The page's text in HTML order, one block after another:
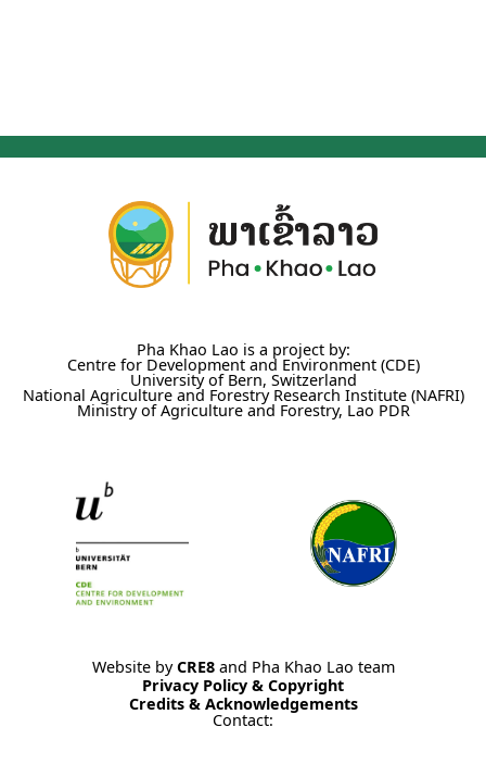
Pha Khao Lao is a project by:
Centre for Development and Environment (CDE)
University of Bern, Switzerland
National Agriculture and Forestry Research Institute (NAFRI)
Ministry of Agriculture and Forestry, Lao PDR
Website byCRE8and Pha Khao Lao team
Privacy Policy & Copyright
Credits & Acknowledgements
Contact: